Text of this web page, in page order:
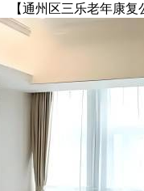
通州区三乐老年康复公